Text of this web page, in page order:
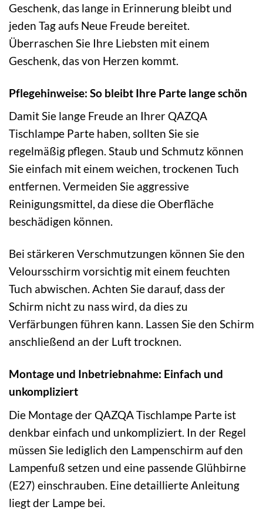
Geschenk, das lange in Erinnerung bleibt und
jeden Tag aufs Neue Freude bereitet.
Überraschen Sie Ihre Liebsten mit einem
Geschenk, das von Herzen kommt.
Pflegehinweise: So bleibt Ihre Parte lange schön
Damit Sie lange Freude an Ihrer QAZQA
Tischlampe Parte haben, sollten Sie sie
regelmäßig pflegen. Staub und Schmutz können
Sie einfach mit einem weichen, trockenen Tuch
entfernen. Vermeiden Sie aggressive
Reinigungsmittel, da diese die Oberfläche
beschädigen können.
Bei stärkeren Verschmutzungen können Sie den
Veloursschirm vorsichtig mit einem feuchten
Tuch abwischen. Achten Sie darauf, dass der
Schirm nicht zu nass wird, da dies zu
Verfärbungen führen kann. Lassen Sie den Schirm
anschließend an der Luft trocknen.
Montage und Inbetriebnahme: Einfach und
unkompliziert
Die Montage der QAZQA Tischlampe Parte ist
denkbar einfach und unkompliziert. In der Regel
müssen Sie lediglich den Lampenschirm auf den
Lampenfuß setzen und eine passende Glühbirne
(E27) einschrauben. Eine detaillierte Anleitung
liegt der Lampe bei.